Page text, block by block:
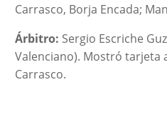
Carrasco, Borja Encada;
Árbitro: Sergio Escriche
Valenciano). Mostró tarjeta
Carrasco.